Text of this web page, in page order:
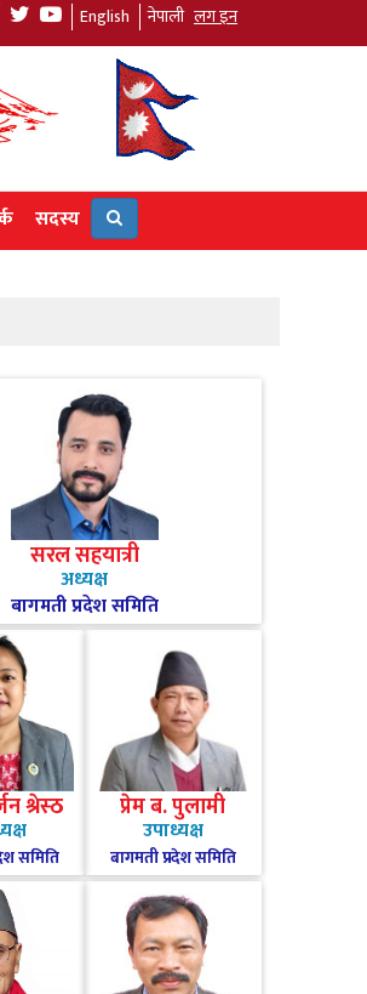
English नेपाली लग इन
सदस्य
सरल सहयात्री
अध्यक्ष
बागमती प्रदेश समिति
श्रेस्ठ
समिति
प्रेम ब. पुलामी
उपाध्यक्ष
बागमती प्रदेश समिति